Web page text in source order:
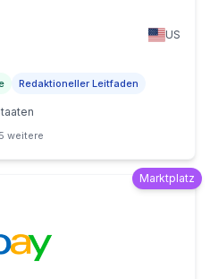
US
Redaktioneller Leitfaden
weitere
Marktplatz